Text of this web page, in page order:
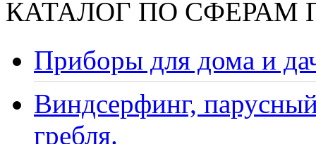
КАТАЛОГ ПО СФЕРАМ
Приборы для дома и
Виндсерфинг,
гребля.